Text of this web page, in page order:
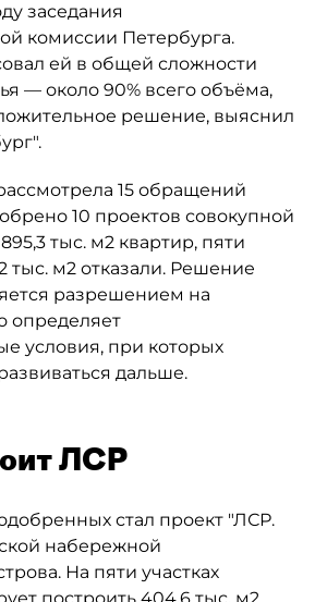
заседания
комиссии Петербурга.
ей в общей сложности
— около 90% всего объёма,
решение, выяснил
15 обращений
10 проектов совокупной
тыс. м2 квартир, пяти
тыс. м2 отказали. Решение
разрешением на
определяет
условия, при которых
дальше.
ЛСР
стал проект "ЛСР.
набережной
На пяти участках